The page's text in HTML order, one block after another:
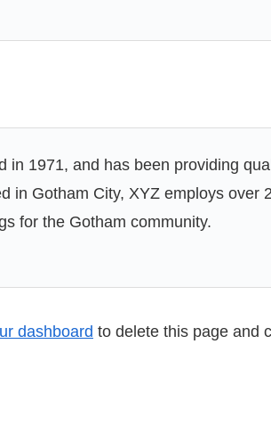
in 1971, and has been providing
in Gotham City, XYZ employs over
for the Gotham community.
dashboard to delete this page and